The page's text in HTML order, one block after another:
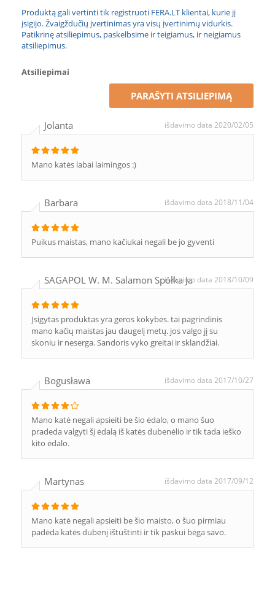
Produktą gali vertinti tik registruoti FERA.LT klientai, kurie jį
įsigijo. Žvaigždučių įvertinimas yra visų įvertinimų vidurkis.
Patikrinę atsiliepimus, paskelbsime ir teigiamus, ir neigiamus
atsiliepimus.
Atsiliepimai
PARAŠYTI ATSILIEPIMĄ
Jolanta išdavimo data 2020/02/05
Mano katės labai laimingos :)
Barbara išdavimo data 2018/11/04
Puikus maistas, mano kačiukai negali be jo gyventi
SAGAPOL W. M. Salamon Spółka Jaišdavimo data 2018/10/09
Įsigytas produktas yra geros kokybės. tai pagrindinis
mano kačių maistas jau daugelį metų. jos valgo jį su
skoniu ir neserga. Sandoris vyko greitai ir sklandžiai.
Bogusława išdavimo data 2017/10/27
Mano katė negali apsieiti be šio ėdalo, o mano šuo
pradeda valgyti šį ėdalą iš katės dubenėlio ir tik tada ieško
kito ėdalo.
Martynas išdavimo data 2017/09/12
Mano katė negali apsieiti be šio maisto, o šuo pirmiau
padėda katės dubenį ištuštinti ir tik paskui bėga savo.